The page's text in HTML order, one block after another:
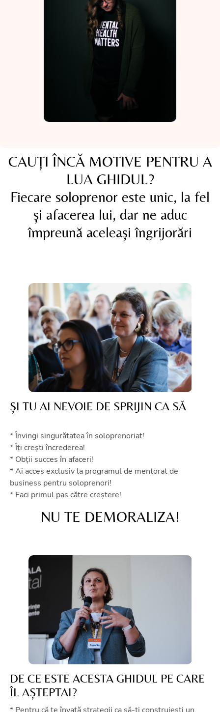
CAUȚI ÎNCĂ MOTIVE PENTRU A
LUA GHIDUL?
Fiecare soloprenor este unic, la fel
și afacerea lui, dar ne aduc
împreună aceleași îngrijorări
ȘI TU AI NEVOIE DE SPRIJIN CA SĂ
* Învingi singurătatea în soloprenoriat!
* Îți crești încrederea!
* Obții succes în afaceri!
* Ai acces exclusiv la programul de mentorat de
business pentru soloprenori!
* Faci primul pas către creștere!
NU TE DEMORALIZA!
DE CE ESTE ACESTA GHIDUL PE CARE
ÎL AȘTEPTAI?